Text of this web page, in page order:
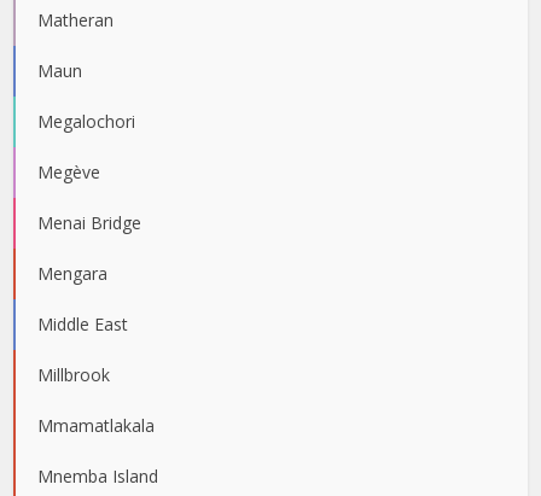
Matheran
Maun
Megalochori
Megève
Menai Bridge
Mengara
Middle East
Millbrook
Mmamatlakala
Mnemba Island